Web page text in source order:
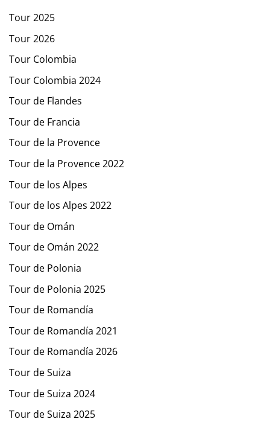
Tour 2025
Tour 2026
Tour Colombia
Tour Colombia 2024
Tour de Flandes
Tour de Francia
Tour de la Provence
Tour de la Provence 2022
Tour de los Alpes
Tour de los Alpes 2022
Tour de Omán
Tour de Omán 2022
Tour de Polonia
Tour de Polonia 2025
Tour de Romandía
Tour de Romandía 2021
Tour de Romandía 2026
Tour de Suiza
Tour de Suiza 2024
Tour de Suiza 2025